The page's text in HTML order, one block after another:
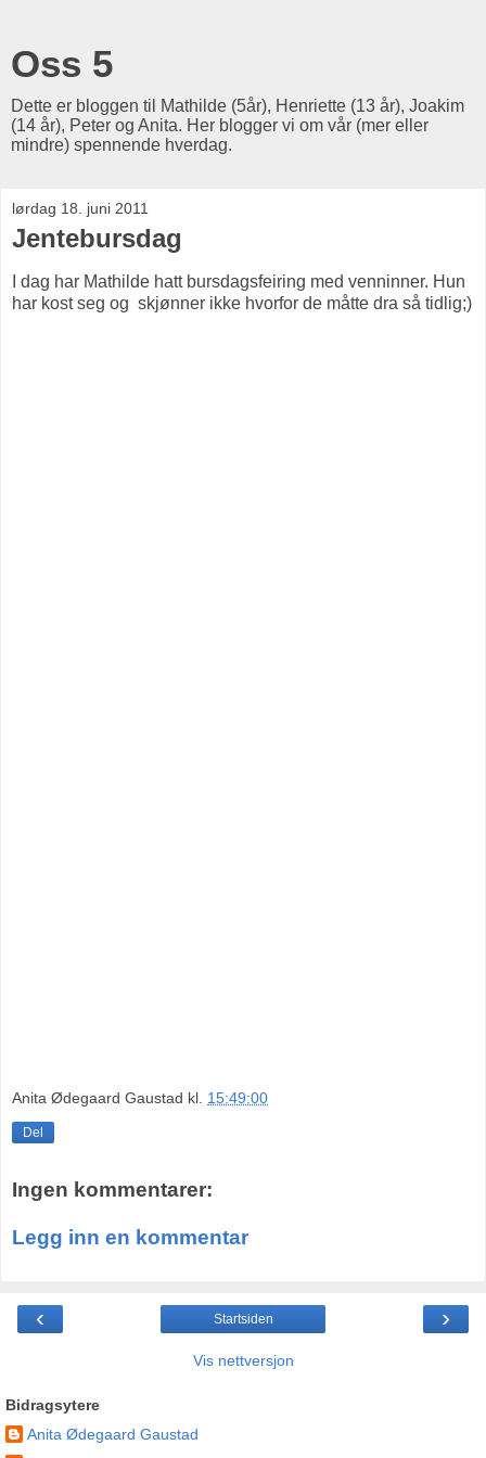
Oss 5
Dette er bloggen til Mathilde (5år), Henriette (13 år), Joakim
(14 år), Peter og Anita. Her blogger vi om vår (mer eller
mindre) spennende hverdag.
lørdag 18. juni 2011
Jentebursdag
I dag har Mathilde hatt bursdagsfeiring med venninner. Hun
har kost seg og skjønner ikke hvorfor de måtte dra så tidlig;)
Anita Ødegaard Gaustad kl. 15:49:00
Del
Ingen kommentarer:
Legg inn en kommentar
‹ ›
Startsiden
Vis nettversjon
Bidragsytere
Anita Ødegaard Gaustad